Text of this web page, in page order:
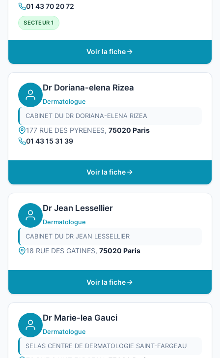
01 43 70 20 72
SECTEUR 1
Voir la fiche
Dr Doriana-elena Rizea
Dermatologue
CABINET DU DR DORIANA-ELENA RIZEA
177 RUE DES PYRENEES, 75020 Paris
01 43 15 31 39
Voir la fiche
Dr Jean Lessellier
Dermatologue
CABINET DU DR JEAN LESSELLIER
18 RUE DES GATINES, 75020 Paris
Voir la fiche
Dr Marie-lea Gauci
Dermatologue
SELAS CENTRE DE DERMATOLOGIE SAINT-FARGEAU